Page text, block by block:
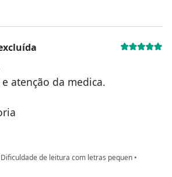
atenção da medica.
Dificuldade de leitura com letras pequen •
conta foi excluída